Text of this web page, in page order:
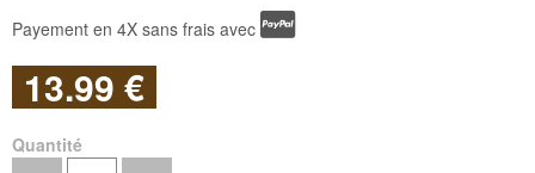
Payement en 4X sans frais avec
13.99 €
Quantité